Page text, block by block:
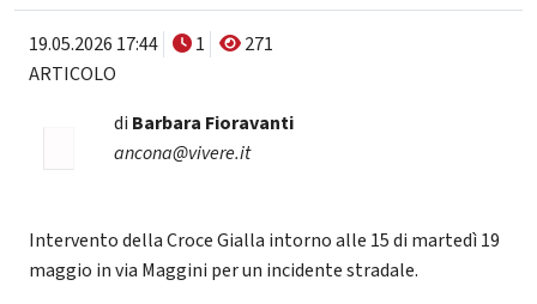
19.05.2026 17:44 1
271
ARTICOLO
di Barbara Fioravanti
ancona@vivere.it
Intervento della Croce Gialla intorno alle 15 di martedì 19
maggio in via Maggini per un incidente stradale.